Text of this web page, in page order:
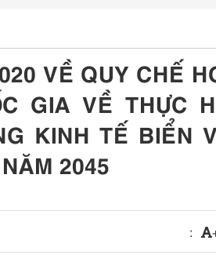
VỀ QUY CHẾ
GIA VỀ THỰC
KINH TẾ BIỂN
2045
: